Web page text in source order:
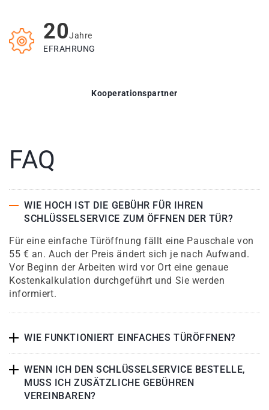
20Jahre
EFRAHRUNG
Kooperationspartner
FAQ
WIE HOCH IST DIE GEBÜHR FÜR IHREN
SCHLÜSSELSERVICE ZUM ÖFFNEN DER TÜR?
Für eine einfache Türöffnung fällt eine Pauschale von
55 € an. Auch der Preis ändert sich je nach Aufwand.
Vor Beginn der Arbeiten wird vor Ort eine genaue
Kostenkalkulation durchgeführt und Sie werden
informiert.
WIE FUNKTIONIERT EINFACHES TÜRÖFFNEN?
WENN ICH DEN SCHLÜSSELSERVICE BESTELLE,
MUSS ICH ZUSÄTZLICHE GEBÜHREN
VEREINBAREN?